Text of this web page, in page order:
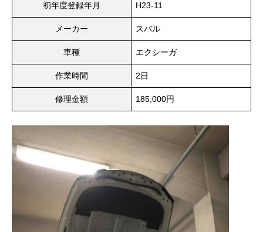
初年度登録年月 H23-11
メーカー スバル
車種 エクシーガ
作業時間 2日
修理金額 185,000円